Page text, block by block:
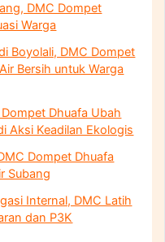
DMC Dompet
Warga
Boyolali, DMC Dompet
Bersih untuk Warga
Dhuafa Ubah
Aksi Keadilan Ekologis
Dompet Dhuafa
Subang
Internal, DMC Latih
dan P3K